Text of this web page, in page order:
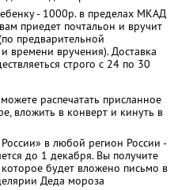
- 1000р. в пределах МКАД
приедет почтальон и вручит
предварительной
времени вручения). Доставка
строго с 24 по 30
распечатать присланное
вложить в конверт и кинуть в
в любой регион России -
до 1 декабря. Вы получите
будет вложено письмо в
Деда мороза